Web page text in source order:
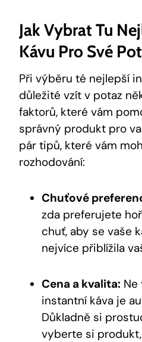
Jak Vybrat Tu
Kávu Pro Své
Při výběru té nejlepší
důležité vzít v potaz
faktorů, které vám
správný produkt pro
pár tipů, které vám
rozhodování:
Chuťové
zda preferujete
chuť, aby se vaše
nejvíce přiblížila
Cena a kvalita: Ne
instantní káva je
Důkladně si
vyberte si